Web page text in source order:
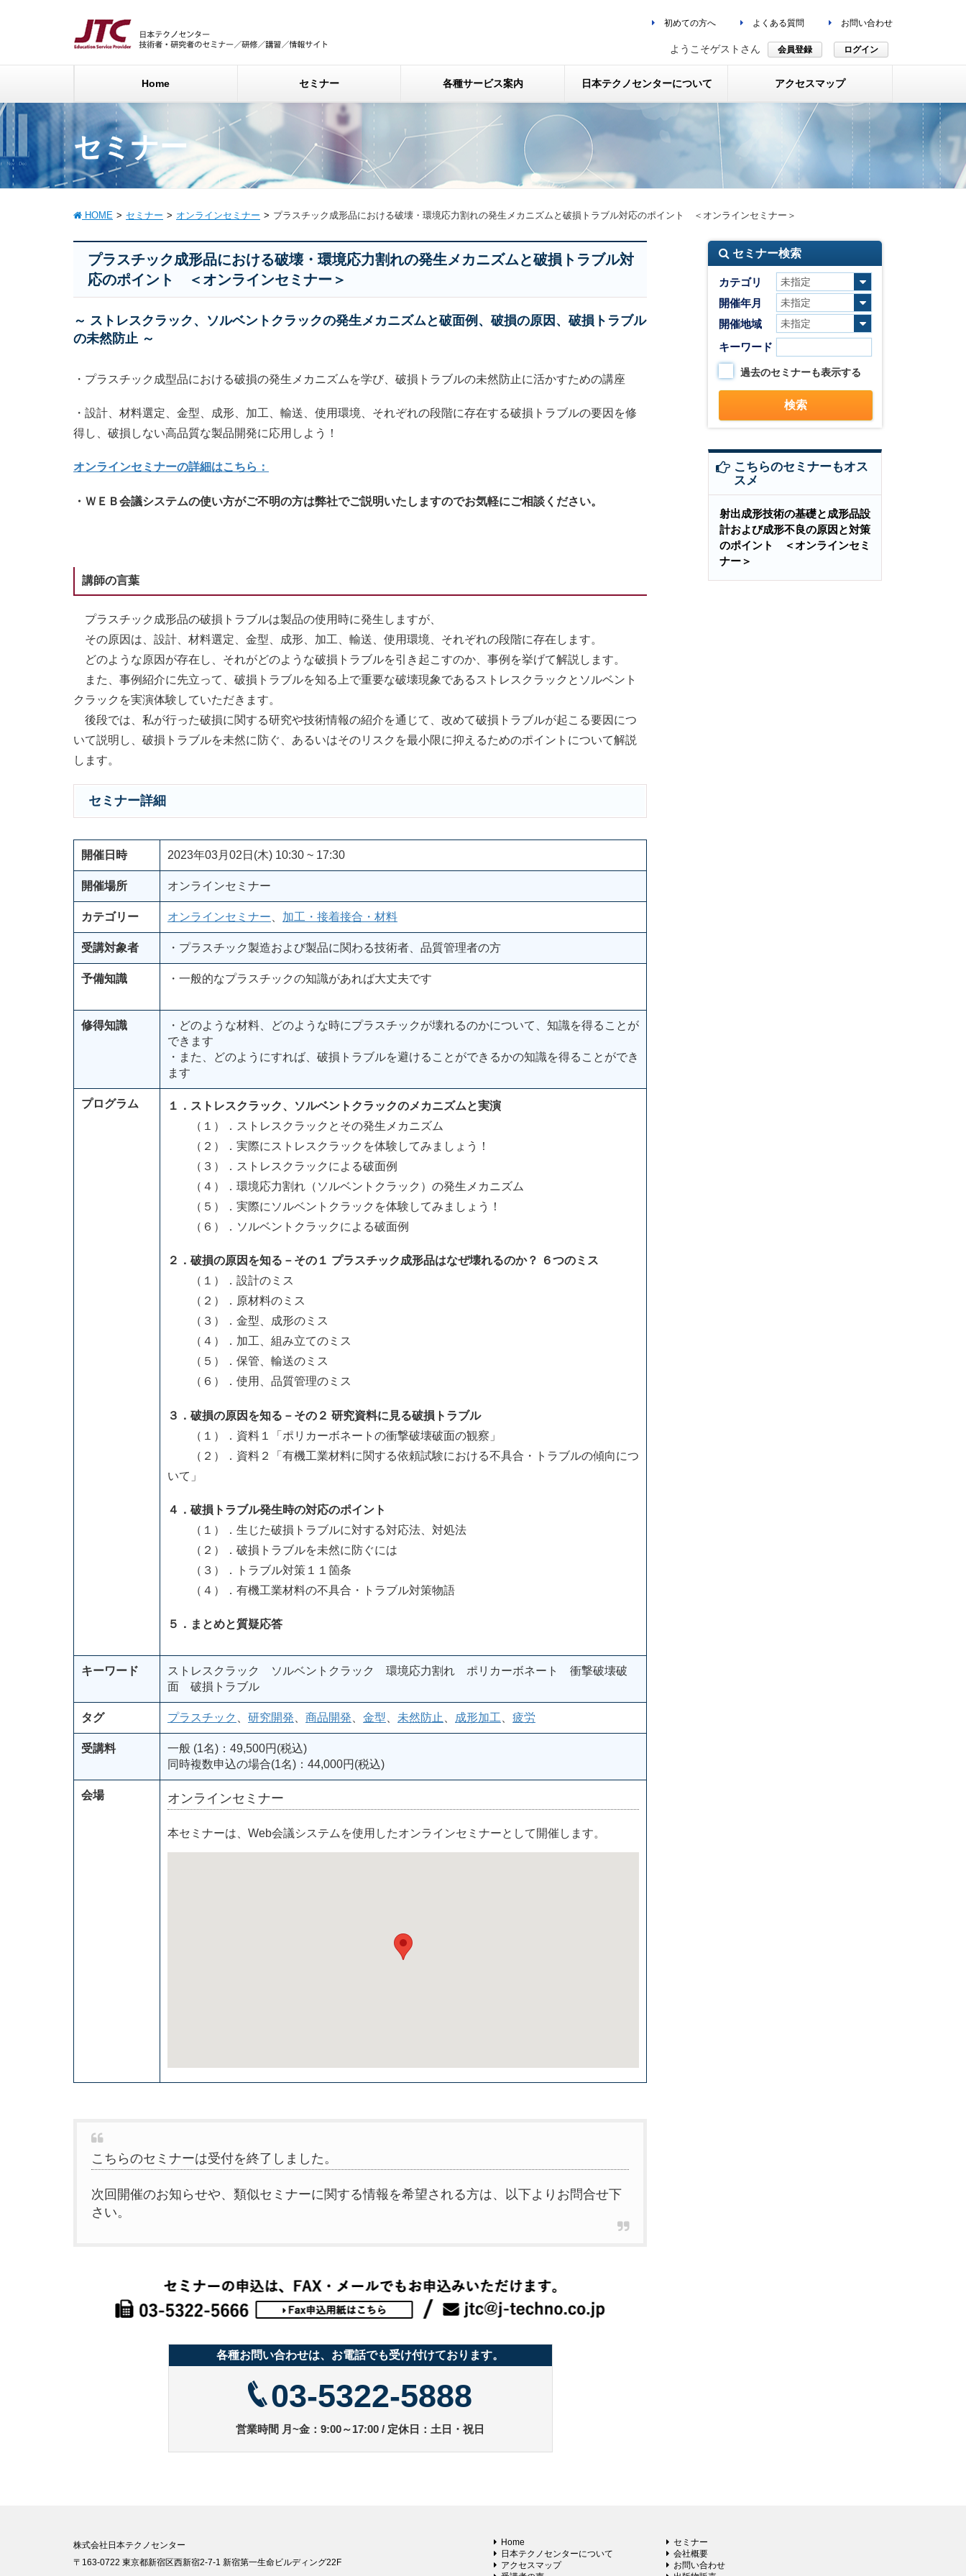
初めての方へ よくある質問 お問い合わせ
ようこそゲストさん 会員登録 ログイン
Home セミナー 各種サービス案内 日本テクノセンターについて アクセスマップ
セミナー
HOME セミナー オンラインセミナー プラスチック成形品における破壊・環境応力割れの発生メカニズムと破損トラブル対応のポイント ＜オンラインセミナー＞
プラスチック成形品における破壊・環境応力割れの発生メカニズムと破損トラブル対
応のポイント ＜オンラインセミナー＞
～ ストレスクラック、ソルベントクラックの発生メカニズムと破面例、破損の原因、破損トラブル
の未然防止 ～
・プラスチック成型品における破損の発生メカニズムを学び、破損トラブルの未然防止に活かすための講座
・設計、材料選定、金型、成形、加工、輸送、使用環境、それぞれの段階に存在する破損トラブルの要因を修
得し、破損しない高品質な製品開発に応用しよう！
オンラインセミナーの詳細はこちら：
・ＷＥＢ会議システムの使い方がご不明の方は弊社でご説明いたしますのでお気軽にご相談ください。
講師の言葉
プラスチック成形品の破損トラブルは製品の使用時に発生しますが、
その原因は、設計、材料選定、金型、成形、加工、輸送、使用環境、それぞれの段階に存在します。
どのような原因が存在し、それがどのような破損トラブルを引き起こすのか、事例を挙げて解説します。
また、事例紹介に先立って、破損トラブルを知る上で重要な破壊現象であるストレスクラックとソルベント
クラックを実演体験していただきます。
後段では、私が行った破損に関する研究や技術情報の紹介を通じて、改めて破損トラブルが起こる要因につ
いて説明し、破損トラブルを未然に防ぐ、あるいはそのリスクを最小限に抑えるためのポイントについて解説
します。
セミナー詳細
開催日時 2023年03月02日(木) 10:30 ~ 17:30
開催場所 オンラインセミナー
カテゴリー オンラインセミナー 加工・接着接合・材料
受講対象者 ・プラスチック製造および製品に関わる技術者、品質管理者の方
予備知識 ・一般的なプラスチックの知識があれば大丈夫です
修得知識
・どのような材料、どのような時にプラスチックが壊れるのかについて、知識を得ることが
できます
・また、どのようにすれば、破損トラブルを避けることができるかの知識を得ることができ
ます
プログラム
１．ストレスクラック、ソルベントクラックのメカニズムと実演
（１）．ストレスクラックとその発生メカニズム
（２）．実際にストレスクラックを体験してみましょう！
（３）．ストレスクラックによる破面例
（４）．環境応力割れ（ソルベントクラック）の発生メカニズム
（５）．実際にソルベントクラックを体験してみましょう！
（６）．ソルベントクラックによる破面例
２．破損の原因を知る－その１ プラスチック成形品はなぜ壊れるのか？ ６つのミス
（１）．設計のミス
（２）．原材料のミス
（３）．金型、成形のミス
（４）．加工、組み立てのミス
（５）．保管、輸送のミス
（６）．使用、品質管理のミス
３．破損の原因を知る－その２ 研究資料に見る破損トラブル
（１）．資料１「ポリカーボネートの衝撃破壊破面の観察」
（２）．資料２「有機工業材料に関する依頼試験における不具合・トラブルの傾向につ
いて」
４．破損トラブル発生時の対応のポイント
（１）．生じた破損トラブルに対する対応法、対処法
（２）．破損トラブルを未然に防ぐには
（３）．トラブル対策１１箇条
（４）．有機工業材料の不具合・トラブル対策物語
５．まとめと質疑応答
キーワード
ストレスクラック ソルベントクラック 環境応力割れ ポリカーボネート 衝撃破壊破
面 破損トラブル
タグ プラスチック 研究開発 商品開発 金型 未然防止 成形加工 疲労
受講料
一般 (1名)：49,500円(税込)
同時複数申込の場合(1名)：44,000円(税込)
会場 オンラインセミナー
本セミナーは、Web会議システムを使用したオンラインセミナーとして開催します。
こちらのセミナーは受付を終了しました。
次回開催のお知らせや、類似セミナーに関する情報を希望される方は、以下よりお問合せ下
さい。
各種お問い合わせは、お電話でも受け付けております。
03-5322-5888
営業時間 月~金：9:00～17:00 / 定休日：土日・祝日
セミナー検索
カテゴリ
開催年月
開催地域
キーワード
過去のセミナーも表示する
こちらのセミナーもオス
スメ
射出成形技術の基礎と成形品設
計および成形不良の原因と対策
のポイント ＜オンラインセミ
ナー＞
Home
セミナー
日本テクノセンターについて
会社概要
アクセスマップ
お問い合わせ
株式会社日本テクノセンター
〒163-0722 東京都新宿区西新宿2-7-1 新宿第一生命ビルディング22F